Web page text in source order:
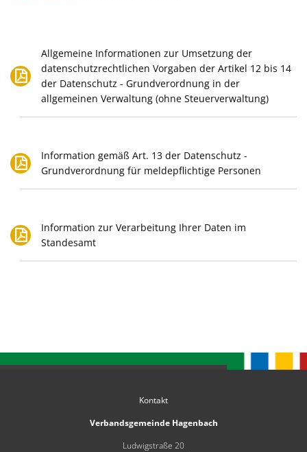
Allgemeine Informationen zur Umsetzung der
datenschutzrechtlichen Vorgaben der Artikel 12 bis 14
der Datenschutz - Grundverordnung in der
allgemeinen Verwaltung (ohne Steuerverwaltung)
Information gemäß Art. 13 der Datenschutz -
Grundverordnung für meldepflichtige Personen
Information zur Verarbeitung Ihrer Daten im
Standesamt
Kontakt
Verbandsgemeinde Hagenbach
Ludwigstraße 20